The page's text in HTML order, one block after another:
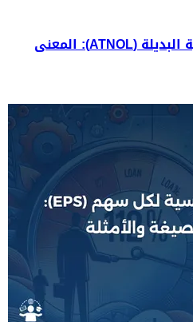
الخسارة التشغيلية الصافية البديلة (ATNOL): المعنى